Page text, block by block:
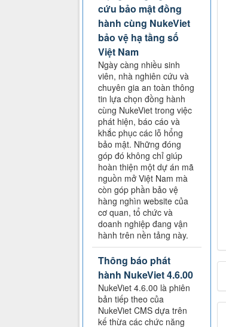
cứu bảo mật đồng
hành cùng NukeViet
bảo vệ hạ tầng số
Việt Nam
Ngày càng nhiều sinh
viên, nhà nghiên cứu và
chuyên gia an toàn thông
tin lựa chọn đồng hành
cùng NukeViet trong việc
phát hiện, báo cáo và
khắc phục các lỗ hổng
bảo mật. Những đóng
góp đó không chỉ giúp
hoàn thiện một dự án mã
nguồn mở Việt Nam mà
còn góp phần bảo vệ
hàng nghìn website của
cơ quan, tổ chức và
doanh nghiệp đang vận
hành trên nền tảng này.
Thông báo phát
hành NukeViet 4.6.00
NukeViet 4.6.00 là phiên
bản tiếp theo của
NukeViet CMS dựa trên
kế thừa các chức năng